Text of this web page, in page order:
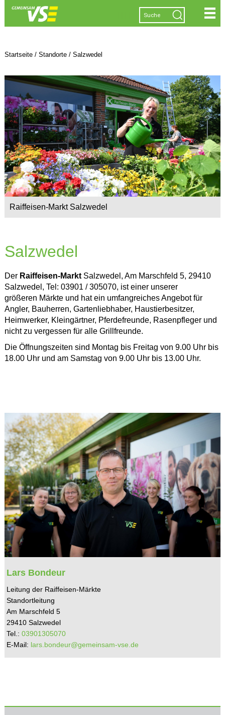
Startseite/ Standorte/ Salzwedel
Raiffeisen-Markt Salzwedel
Salzwedel
Der Raiffeisen-Markt Salzwedel, Am Marschfeld 5, 29410
Salzwedel, Tel: 03901 / 305070, ist einer unserer
größeren Märkte und hat ein umfangreiches Angebot für
Angler, Bauherren, Gartenliebhaber, Haustierbesitzer,
Heimwerker, Kleingärtner, Pferdefreunde, Rasenpfleger und
nicht zu vergessen für alle Grillfreunde.
Die Öffnungszeiten sind Montag bis Freitag von 9.00 Uhr bis
18.00 Uhr und am Samstag von 9.00 Uhr bis 13.00 Uhr.
Lars Bondeur
Leitung der Raiffeisen-Märkte
Standortleitung
Am Marschfeld 5
29410 Salzwedel
Tel.:03901305070
E-Mail: lars.bondeur@gemeinsam-vse.de